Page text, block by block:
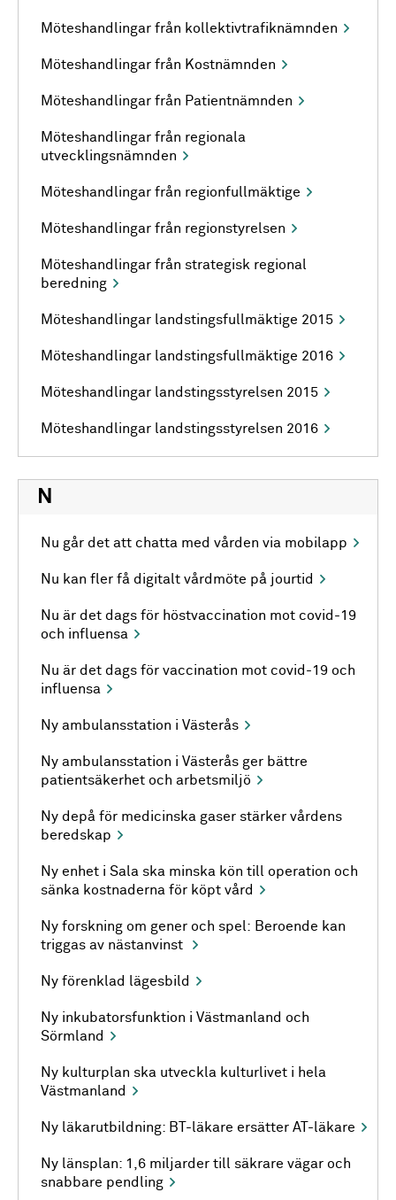
Möteshandlingar från kollektivtrafiknämnden
Möteshandlingar från Kostnämnden
Möteshandlingar från Patientnämnden
Möteshandlingar från regionala
utvecklingsnämnden
Möteshandlingar från regionfullmäktige
Möteshandlingar från regionstyrelsen
Möteshandlingar från strategisk regional
beredning
Möteshandlingar landstingsfullmäktige 2015
Möteshandlingar landstingsfullmäktige 2016
Möteshandlingar landstingsstyrelsen 2015
Möteshandlingar landstingsstyrelsen 2016
N
Nu går det att chatta med vården via mobilapp
Nu kan fler få digitalt vårdmöte på jourtid
Nu är det dags för höstvaccination mot covid-19
och influensa
Nu är det dags för vaccination mot covid-19 och
influensa
Ny ambulansstation i Västerås
Ny ambulansstation i Västerås ger bättre
patientsäkerhet och arbetsmiljö
Ny depå för medicinska gaser stärker vårdens
beredskap
Ny enhet i Sala ska minska kön till operation och
sänka kostnaderna för köpt vård
Ny forskning om gener och spel: Beroende kan
triggas av nästanvinst
Ny förenklad lägesbild
Ny inkubatorsfunktion i Västmanland och
Sörmland
Ny kulturplan ska utveckla kulturlivet i hela
Västmanland
Ny läkarutbildning: BT-läkare ersätter AT-läkare
Ny länsplan: 1,6 miljarder till säkrare vägar och
snabbare pendling